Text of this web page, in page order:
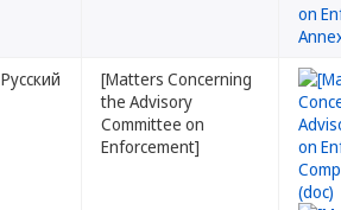
Русский
[Matters Concerning
the Advisory
Committee on
Enforcement]